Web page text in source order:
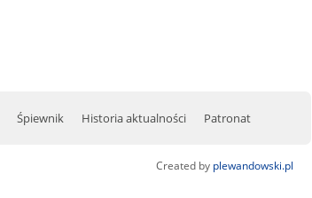
Śpiewnik Historia aktualności Patronat
Created by plewandowski.pl